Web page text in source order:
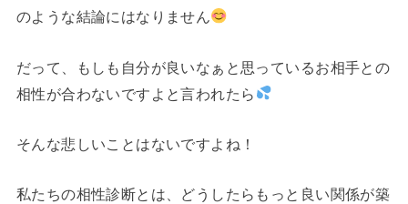
のような結論にはなりません
だって、もしも自分が良いなぁと思っているお相手との
相性が合わないですよと言われたら
そんな悲しいことはないですよね！
私たちの相性診断とは、どうしたらもっと良い関係が築